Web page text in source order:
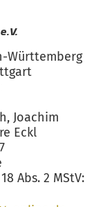
Württemberg
Joachim
Eckl
Abs. 2 MStV: